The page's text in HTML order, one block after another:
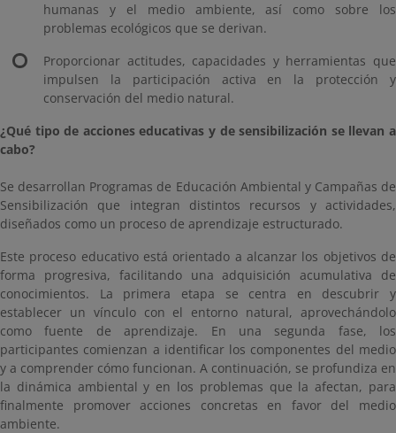
humanas y el medio ambiente, así como sobre los
problemas ecológicos que se derivan.
Proporcionar actitudes, capacidades y herramientas que
impulsen la participación activa en la protección y
conservación del medio natural.
¿Qué tipo de acciones educativas y de sensibilización se llevan a
cabo?
Se desarrollan Programas de Educación Ambiental y Campañas de
Sensibilización que integran distintos recursos y actividades,
diseñados como un proceso de aprendizaje estructurado.
Este proceso educativo está orientado a alcanzar los objetivos de
forma progresiva, facilitando una adquisición acumulativa de
conocimientos. La primera etapa se centra en descubrir y
establecer un vínculo con el entorno natural, aprovechándolo
como fuente de aprendizaje. En una segunda fase, los
participantes comienzan a identificar los componentes del medio
y a comprender cómo funcionan. A continuación, se profundiza en
la dinámica ambiental y en los problemas que la afectan, para
finalmente promover acciones concretas en favor del medio
ambiente.